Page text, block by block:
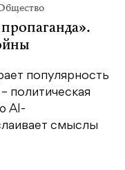
популярность
политическая
AI-
смыслы